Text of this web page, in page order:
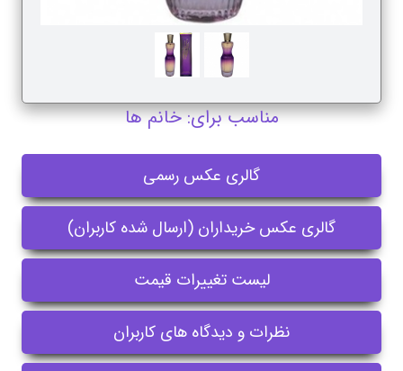
مناسب برای: خانم ها
گالری عکس رسمی
گالری عکس خریداران (ارسال شده کاربران)
لیست تغییرات قیمت
نظرات و دیدگاه های کاربران